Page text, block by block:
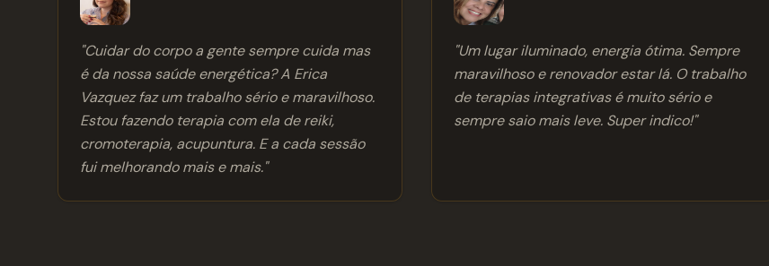
"Cuidar do corpo a gente sempre cuida mas
é da nossa saúde energética? A Erica
Vazquez faz um trabalho sério e maravilhoso.
Estou fazendo terapia com ela de reiki,
cromoterapia, acupuntura. E a cada sessão
fui melhorando mais e mais."
"Um lugar iluminado, energia ótima. Sempre
maravilhoso e renovador estar lá. O trabalho
de terapias integrativas é muito sério e
sempre saio mais leve. Super indico!"